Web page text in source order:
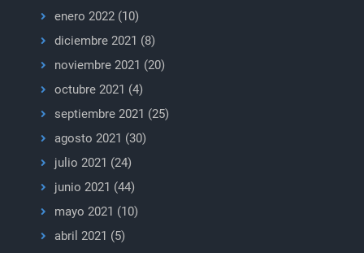
enero 2022(10)
diciembre 2021 (8)
noviembre 2021 (20)
octubre 2021 (4)
septiembre 2021 (25)
agosto 2021 (30)
julio 2021 (24)
junio 2021 (44)
mayo 2021 (10)
abril 2021 (5)